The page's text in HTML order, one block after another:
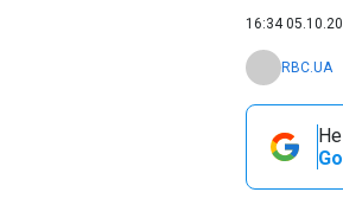
16:34
RBC.UA